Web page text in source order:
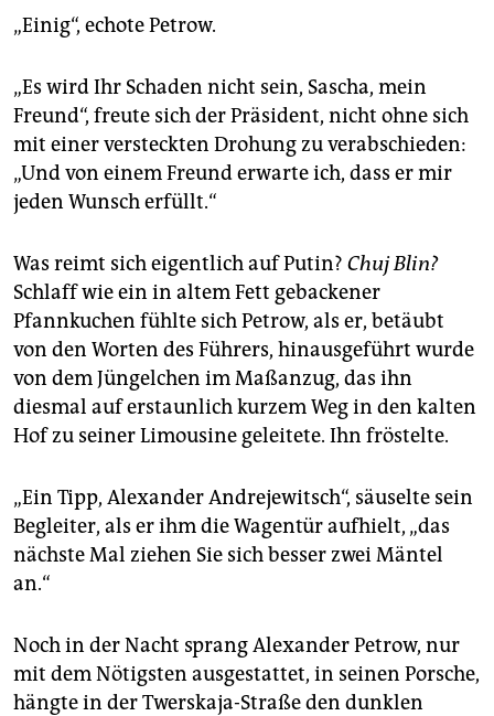
„Einig“, echote Petrow.
„Es wird Ihr Schaden nicht sein, Sascha, mein
Freund“, freute sich der Präsident, nicht ohne sich
mit einer versteckten Drohung zu verabschieden:
„Und von einem Freund erwarte ich, dass er mir
jeden Wunsch erfüllt.“
Was reimt sich eigentlich auf Putin? Chuj Blin?
Schlaff wie ein in altem Fett gebackener
Pfannkuchen fühlte sich Petrow, als er, betäubt
von den Worten des Führers, hinausgeführt wurde
von dem Jüngelchen im Maßanzug, das ihn
diesmal auf erstaunlich kurzem Weg in den kalten
Hof zu seiner Limousine geleitete. Ihn fröstelte.
„Ein Tipp, Alexander Andrejewitsch“, säuselte sein
Begleiter, als er ihm die Wagentür aufhielt, „das
nächste Mal ziehen Sie sich besser zwei Mäntel
an.“
Noch in der Nacht sprang Alexander Petrow, nur
mit dem Nötigsten ausgestattet, in seinen Porsche,
hängte in der Twerskaja-Straße den dunklen